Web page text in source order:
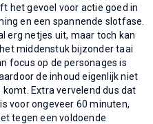
het gevoel voor actie goed in
en een spannende slotfase.
erg netjes uit, maar toch kan
middenstuk bijzonder taai
focus op de personages is
de inhoud eigenlijk niet
Extra vervelend dus dat
voor ongeveer 60 minuten,
tegen een voldoende